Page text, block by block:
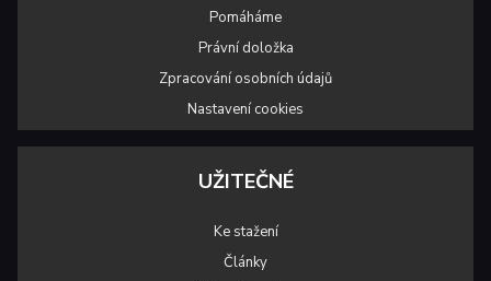
Pomáháme
Právní doložka
Zpracování osobních údajů
Nastavení cookies
UŽITEČNÉ
Ke stažení
Články